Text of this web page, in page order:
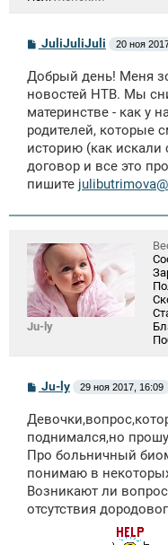
б
щ
н
и
JuliJuliJuli 20 ноя
Добрый день! Меня
новостей НТВ. Мы
материнстве - как у
родителей, которые
историю (как искали
договор и все это
пишите
Ju-ly
б
щ
е
н
и
Ju-ly 29 ноя 2017, 16:09
поднимался,но
Про больничный
понимаю в
Возникают ли
отсутствия